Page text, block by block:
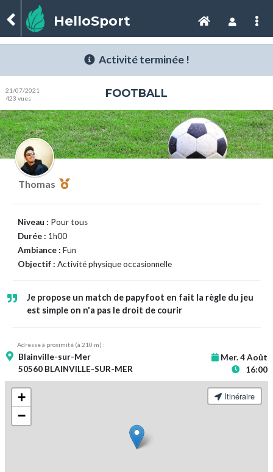
HelloSport
Activité terminée !
21/07/2021
423 vues
FOOTBALL
Thomas
Niveau : Pour tous
Durée : 1h00
Ambiance : Fun
Objectif : Activité physique occasionnelle
Je propose un match de papyfoot en fait la règle du jeu
est simple on n'a pas le droit de courir
Adresse à proximité (à 210 m) :
Blainville-sur-Mer
50560 BLAINVILLE-SUR-MER
Mer. 4 Août
16:00
+
−
Itinéraire